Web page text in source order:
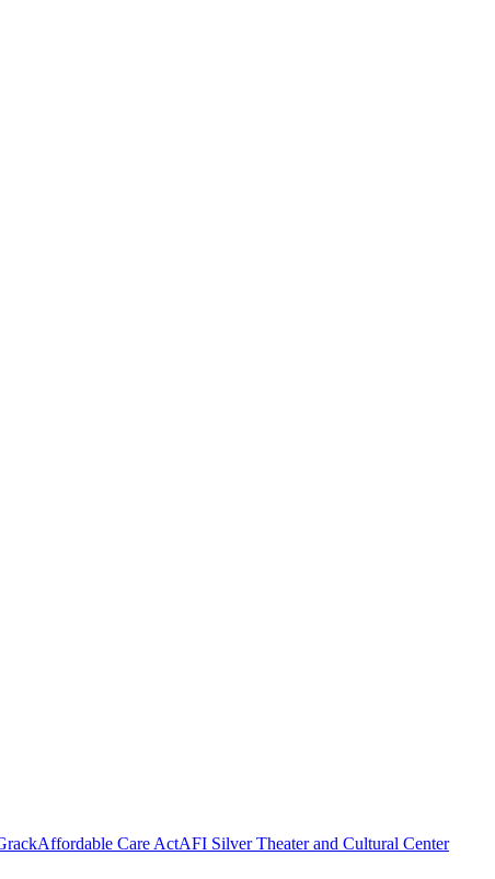
Affordable Care ActAFI Silver Theater and Cultural Center